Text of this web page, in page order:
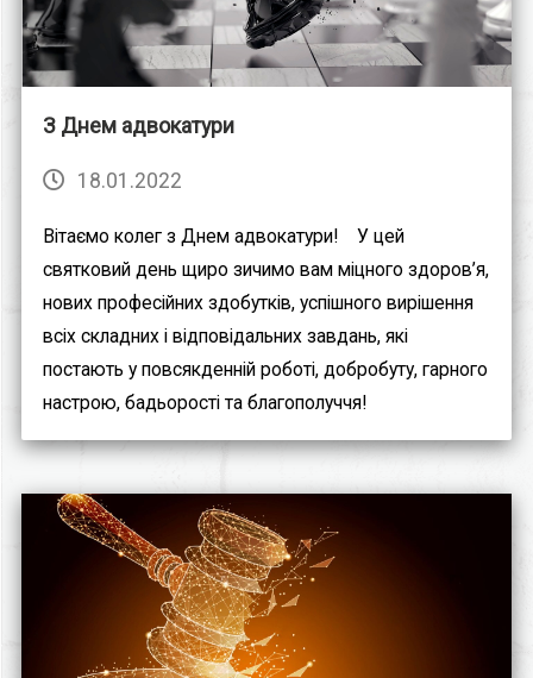
З Днем адвокатури
18.01.2022
Вітаємо колег з Днем адвокатури!⠀ У цей
святковий день щиро зичимо вам міцного здоров’я,
нових професійних здобутків, успішного вирішення
всіх складних і відповідальних завдань, які
постають у повсякденній роботі, добробуту, гарного
настрою, бадьорості та благополуччя!⠀